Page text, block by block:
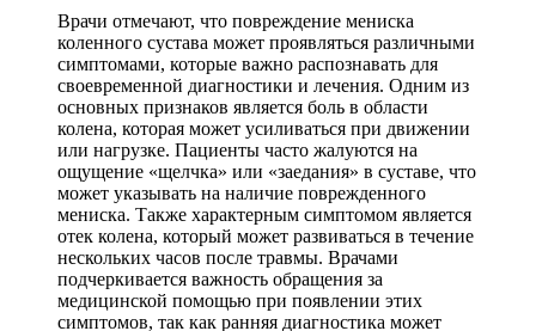
Врачи отмечают, что повреждение мениска
коленного сустава может проявляться различными
симптомами, которые важно распознавать для
своевременной диагностики и лечения. Одним из
основных признаков является боль в области
колена, которая может усиливаться при движении
или нагрузке. Пациенты часто жалуются на
ощущение «щелчка» или «заедания» в суставе, что
может указывать на наличие поврежденного
мениска. Также характерным симптомом является
отек колена, который может развиваться в течение
нескольких часов после травмы. Врачами
подчеркивается важность обращения за
медицинской помощью при появлении этих
симптомов, так как ранняя диагностика может